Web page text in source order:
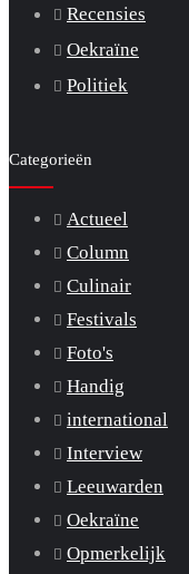
Recensies
Oekraïne
Politiek
Categorieën
Actueel
Column
Culinair
Festivals
Foto's
Handig
international
Interview
Leeuwarden
Oekraïne
Opmerkelijk